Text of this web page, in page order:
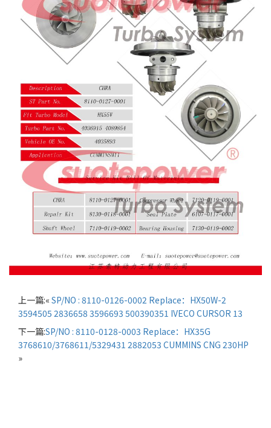
上一篇:« SP/NO : 8110-0126-0002 Replace：HX50W-2
3594505 2836658 3596693 500390351 IVECO CURSOR 13
下一篇:SP/NO : 8110-0128-0003 Replace：HX35G
3768610/3768611/5329431 2882053 CUMMINS CNG 230HP
»